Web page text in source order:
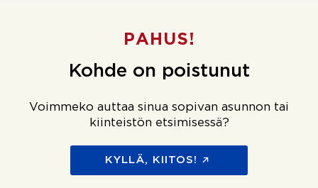
PAHUS!
Kohde on poistunut
Voimmeko auttaa sinua sopivan asunnon tai
kiinteistön etsimisessä?
KYLLÄ, KIITOS!